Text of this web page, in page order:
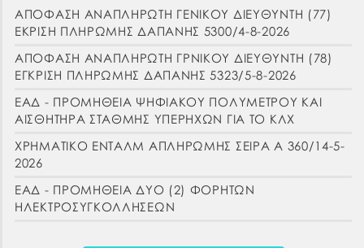
ΑΠΟΦΑΣΗ ΑΝΑΠΛΗΡΩΤΗ ΓΕΝΙΚΟΥ ΔΙΕΥΘΥΝΤΗ (77)
ΕΚΡΙΣΗ ΠΛΗΡΩΜΗΣ ΔΑΠΑΝΗΣ 5300/4-8-2026
ΑΠΟΦΑΣΗ ΑΝΑΠΛΗΡΩΤΗ ΓΡΝΙΚΟΥ ΔΙΕΥΘΥΝΤΗ (78)
ΕΓΚΡΙΣΗ ΠΛΗΡΩΜΗΣ ΔΑΠΑΝΗΣ 5323/5-8-2026
ΕΑΔ - ΠΡΟΜΗΘΕΙΑ ΨΗΦΙΑΚΟΥ ΠΟΛΥΜΕΤΡΟΥ ΚΑΙ
ΑΙΣΘΗΤΗΡΑ ΣΤΑΘΜΗΣ ΥΠΕΡΗΧΩΝ ΓΙΑ ΤΟ ΚΛΧ
ΧΡΗΜΑΤΙΚΟ ΕΝΤΑΛΜ ΑΠΛΗΡΩΜΗΣ ΣΕΙΡΑ Α 360/14-5-
2026
ΕΑΔ - ΠΡΟΜΗΘΕΙΑ ΔΥΟ (2) ΦΟΡΗΤΩΝ
ΗΛΕΚΤΡΟΣΥΓΚΟΛΛΗΣΕΩΝ